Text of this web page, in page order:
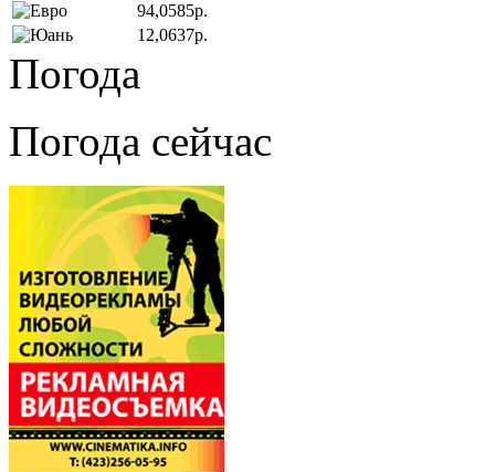
94,0585р.
12,0637р.
Погода
Погода сейчас